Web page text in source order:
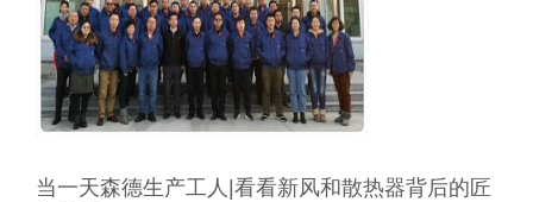
当一天森德生产工人|看看新风和散热器背后的匠